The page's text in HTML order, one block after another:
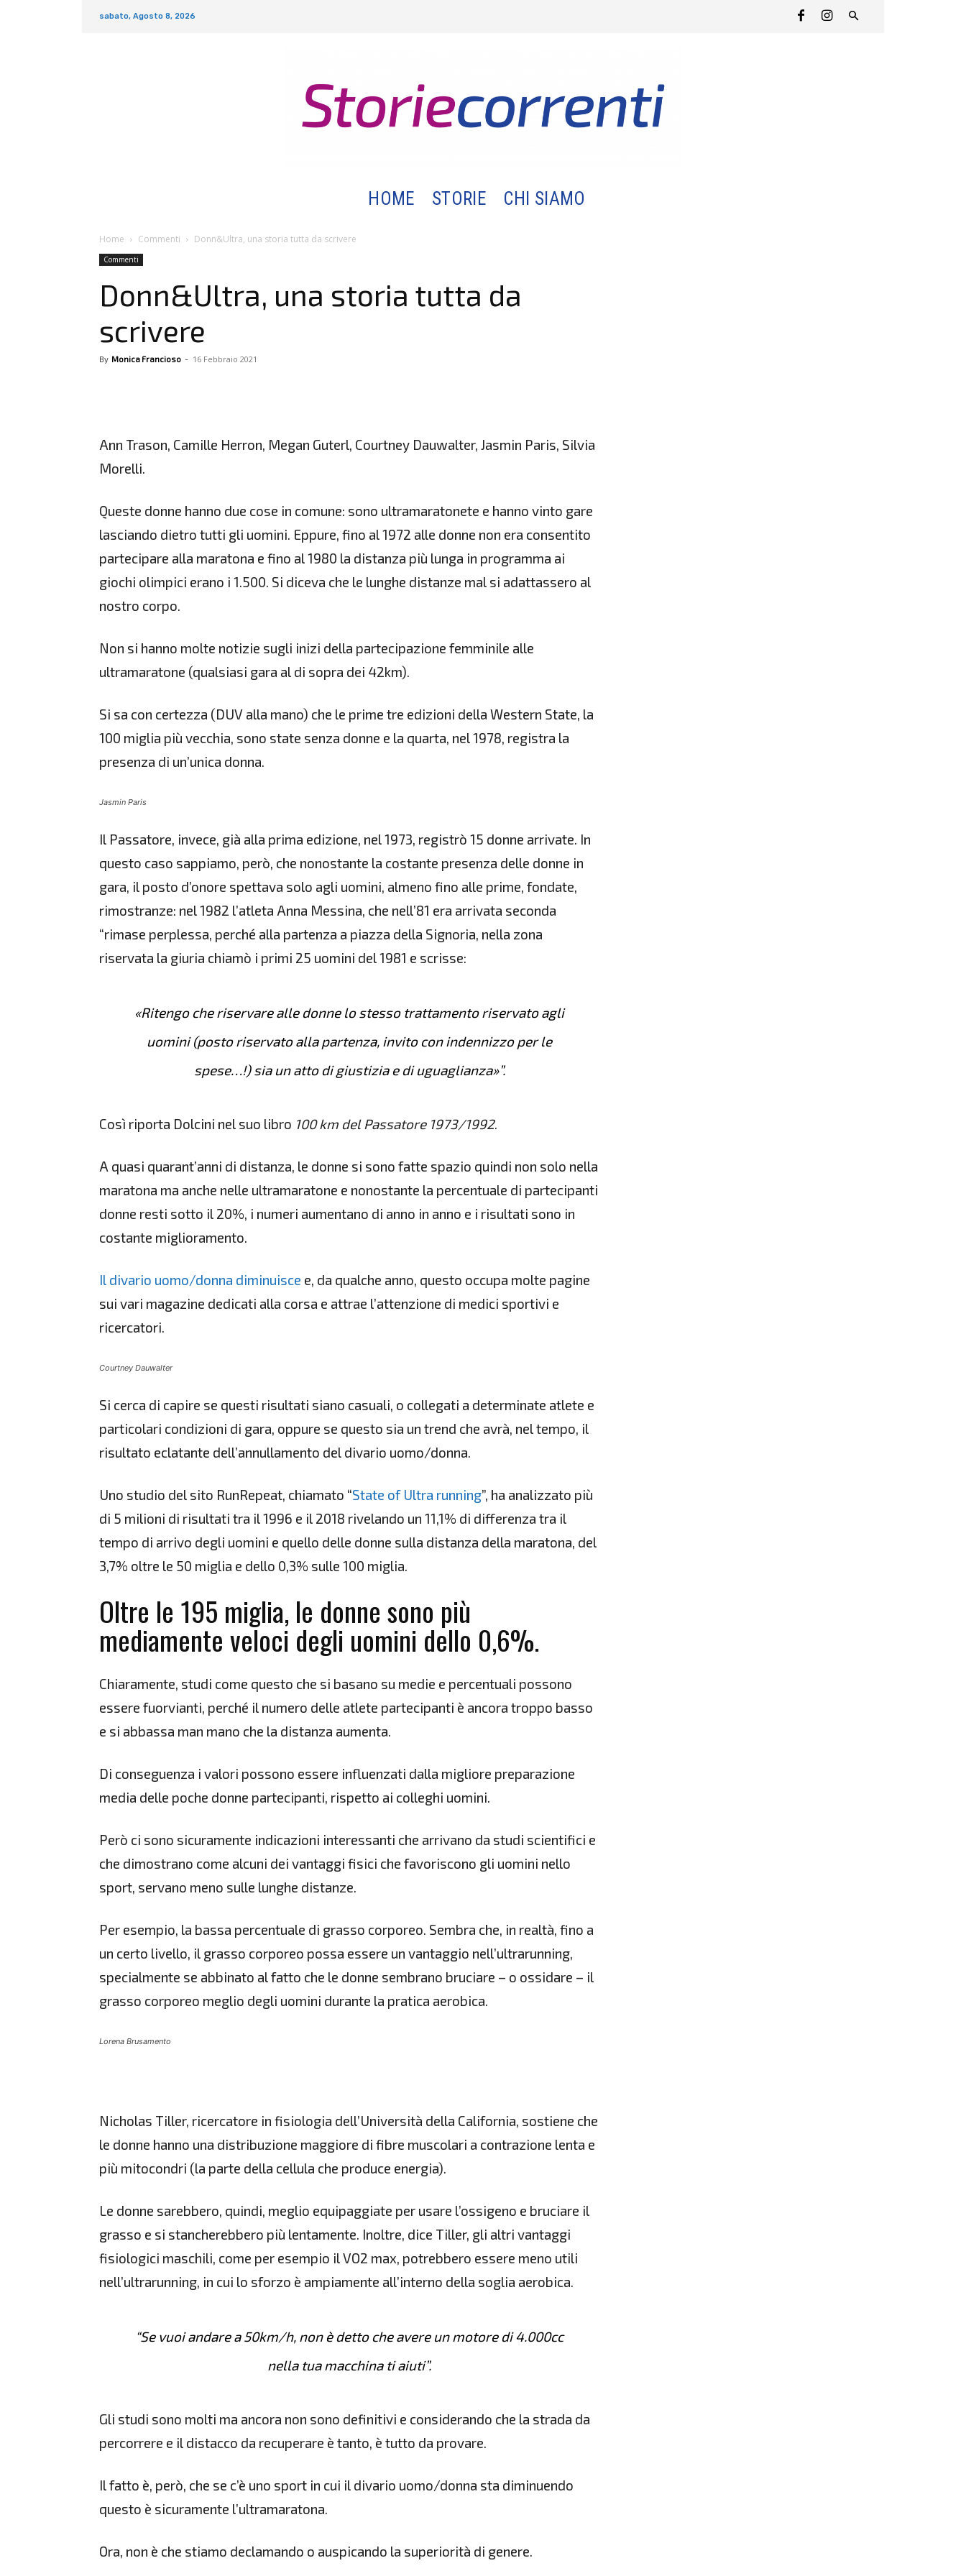
sabato, Agosto 8, 2026
HOME STORIE CHI SIAMO
Home Commenti Donn&Ultra, una storia tutta da scrivere
Commenti
Donn&Ultra, una storia tutta da
scrivere
By Monica Francioso - 16 Febbraio 2021
Ann Trason, Camille Herron, Megan Guterl, Courtney Dauwalter, Jasmin Paris, Silvia
Morelli.
Queste donne hanno due cose in comune: sono ultramaratonete e hanno vinto gare
lasciando dietro tutti gli uomini. Eppure, fino al 1972 alle donne non era consentito
partecipare alla maratona e fino al 1980 la distanza più lunga in programma ai
giochi olimpici erano i 1.500. Si diceva che le lunghe distanze mal si adattassero al
nostro corpo.
Non si hanno molte notizie sugli inizi della partecipazione femminile alle
ultramaratone (qualsiasi gara al di sopra dei 42km).
Si sa con certezza (DUV alla mano) che le prime tre edizioni della Western State, la
100 miglia più vecchia, sono state senza donne e la quarta, nel 1978, registra la
presenza di un’unica donna.
Jasmin Paris
Il Passatore, invece, già alla prima edizione, nel 1973, registrò 15 donne arrivate. In
questo caso sappiamo, però, che nonostante la costante presenza delle donne in
gara, il posto d’onore spettava solo agli uomini, almeno fino alle prime, fondate,
rimostranze: nel 1982 l’atleta Anna Messina, che nell’81 era arrivata seconda
“rimase perplessa, perché alla partenza a piazza della Signoria, nella zona
riservata la giuria chiamò i primi 25 uomini del 1981 e scrisse:
«Ritengo che riservare alle donne lo stesso trattamento riservato agli
uomini (posto riservato alla partenza, invito con indennizzo per le
spese…!) sia un atto di giustizia e di uguaglianza»”.
Così riporta Dolcini nel suo libro 100 km del Passatore 1973/1992.
A quasi quarant’anni di distanza, le donne si sono fatte spazio quindi non solo nella
maratona ma anche nelle ultramaratone e nonostante la percentuale di partecipanti
donne resti sotto il 20%, i numeri aumentano di anno in anno e i risultati sono in
costante miglioramento.
Il divario uomo/donna diminuisce e, da qualche anno, questo occupa molte pagine
sui vari magazine dedicati alla corsa e attrae l’attenzione di medici sportivi e
ricercatori.
Courtney Dauwalter
Si cerca di capire se questi risultati siano casuali, o collegati a determinate atlete e
particolari condizioni di gara, oppure se questo sia un trend che avrà, nel tempo, il
risultato eclatante dell’annullamento del divario uomo/donna.
Uno studio del sito RunRepeat, chiamato “State of Ultra running”, ha analizzato più
di 5 milioni di risultati tra il 1996 e il 2018 rivelando un 11,1% di differenza tra il
tempo di arrivo degli uomini e quello delle donne sulla distanza della maratona, del
3,7% oltre le 50 miglia e dello 0,3% sulle 100 miglia.
Oltre le 195 miglia, le donne sono più
mediamente veloci degli uomini dello 0,6%.
Chiaramente, studi come questo che si basano su medie e percentuali possono
essere fuorvianti, perché il numero delle atlete partecipanti è ancora troppo basso
e si abbassa man mano che la distanza aumenta.
Di conseguenza i valori possono essere influenzati dalla migliore preparazione
media delle poche donne partecipanti, rispetto ai colleghi uomini.
Però ci sono sicuramente indicazioni interessanti che arrivano da studi scientifici e
che dimostrano come alcuni dei vantaggi fisici che favoriscono gli uomini nello
sport, servano meno sulle lunghe distanze.
Per esempio, la bassa percentuale di grasso corporeo. Sembra che, in realtà, fino a
un certo livello, il grasso corporeo possa essere un vantaggio nell’ultrarunning,
specialmente se abbinato al fatto che le donne sembrano bruciare – o ossidare – il
grasso corporeo meglio degli uomini durante la pratica aerobica.
Lorena Brusamento
Nicholas Tiller, ricercatore in fisiologia dell’Università della California, sostiene che
le donne hanno una distribuzione maggiore di fibre muscolari a contrazione lenta e
più mitocondri (la parte della cellula che produce energia).
Le donne sarebbero, quindi, meglio equipaggiate per usare l’ossigeno e bruciare il
grasso e si stancherebbero più lentamente. Inoltre, dice Tiller, gli altri vantaggi
fisiologici maschili, come per esempio il VO2 max, potrebbero essere meno utili
nell’ultrarunning, in cui lo sforzo è ampiamente all’interno della soglia aerobica.
“Se vuoi andare a 50km/h, non è detto che avere un motore di 4.000cc
nella tua macchina ti aiuti”.
Gli studi sono molti ma ancora non sono definitivi e considerando che la strada da
percorrere e il distacco da recuperare è tanto, è tutto da provare.
Il fatto è, però, che se c’è uno sport in cui il divario uomo/donna sta diminuendo
questo è sicuramente l’ultramaratona.
Ora, non è che stiamo declamando o auspicando la superiorità di genere.